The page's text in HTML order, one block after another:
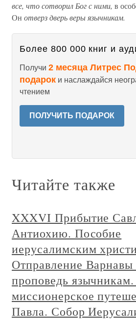
все, что сотворил Бог с ними, в
Он отверз дверь веры язычникам.
Более 800 000 книг и
Получи 2 месяца Литрес
подарок и наслаждайся
чтением
ПОЛУЧИТЬ ПОДАРОК
Читайте также
XXXVI Прибытие
Антиохию. Пособие
иерусалимским
Отправление
проповедь
миссионерское
Павла. Собор